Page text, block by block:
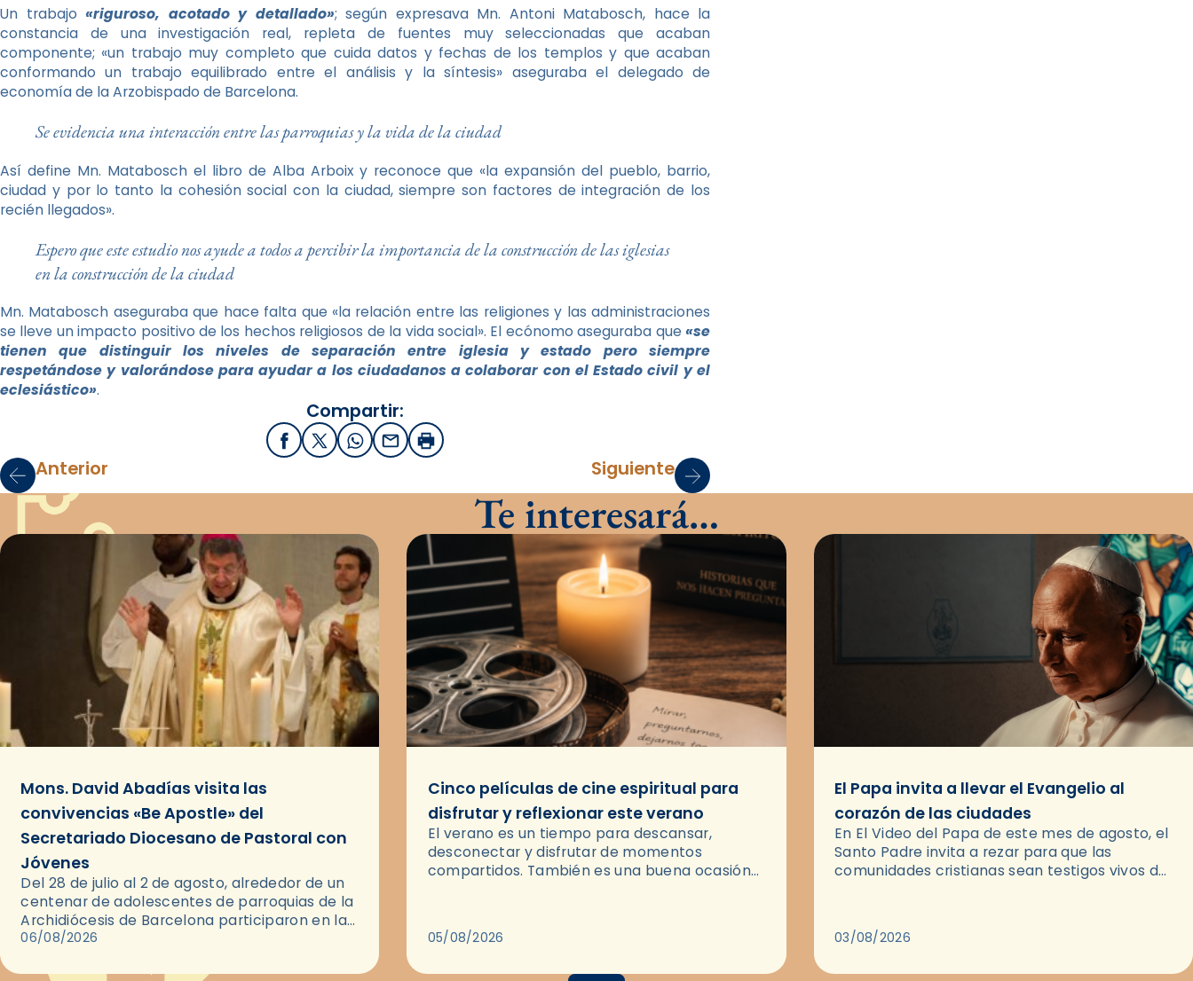
Un trabajo «riguroso, acotado y detallado»; según expresava Mn. Antoni Matabosch, hace la
constancia de una investigación real, repleta de fuentes muy seleccionadas que acaban
componente; «un trabajo muy completo que cuida datos y fechas de los templos y que acaban
conformando un trabajo equilibrado entre el análisis y la síntesis» aseguraba el delegado de
economía de la Arzobispado de Barcelona.
Se evidencia una interacción entre las parroquias y la vida de la ciudad
Así define Mn. Matabosch el libro de Alba Arboix y reconoce que «la expansión del pueblo, barrio,
ciudad y por lo tanto la cohesión social con la ciudad, siempre son factores de integración de los
recién llegados».
Espero que este estudio nos ayude a todos a percibir la importancia de la construcción de las iglesias
en la construcción de la ciudad
Mn. Matabosch aseguraba que hace falta que «la relación entre las religiones y las administraciones
se lleve un impacto positivo de los hechos religiosos de la vida social». El ecónomo aseguraba que «se
tienen que distinguir los niveles de separación entre iglesia y estado pero siempre
respetándose y valorándose para ayudar a los ciudadanos a colaborar con el Estado civil y el
eclesiástico».
Compartir:
FacebookX / Twitter
WhatsApp
EmailImprimir
Anterior Siguiente
Te interesará…
Mons. David Abadías visita las
convivencias «Be Apostle» del
Secretariado Diocesano de Pastoral con
Jóvenes
Del 28 de julio al 2 de agosto, alrededor de un
centenar de adolescentes de parroquias de la
Archidiócesis de Barcelona participaron en las
convivencias Be Apostle, organizadas por el
06/08/2026
Cinco películas de cine espiritual para
disfrutar y reflexionar este verano
El verano es un tiempo para descansar,
desconectar y disfrutar de momentos
compartidos. También es una buena ocasión
05/08/2026
El Papa invita a llevar el Evangelio al
corazón de las ciudades
En El Video del Papa de este mes de agosto, el
Santo Padre invita a rezar para que las
comunidades cristianas sean testigos vivos del
03/08/2026